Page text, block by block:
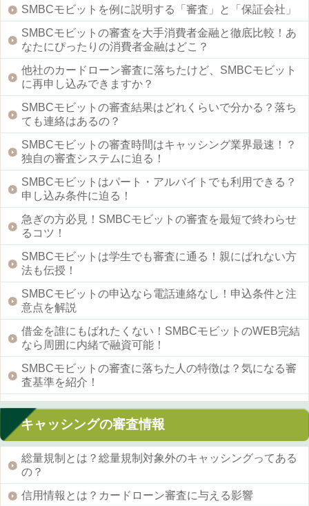
SMBCモビットを例に説明する「審査」と「保証会社」
SMBCモビットの審査を大手消費者金融と徹底比較！あ
なたにぴったりの消費者金融はどこ？
他社のカードローン審査に落ちたけど、SMBCモビット
に再申し込みできますか？
SMBCモビットの審査結果はどれくらいで分かる？落ち
ても連絡はあるの？
SMBCモビットの審査時間はキャッシング業界最速！？
独自の審査システムに迫る！
SMBCモビットはパート・アルバイトでも利用できる？
申し込み条件に迫る！
急ぎの方必見！SMBCモビットの審査を最短で終わらせ
るコツ！
SMBCモビットは学生でも審査に通る！親にばれない方
法も伝授！
SMBCモビットの申込なら電話連絡なし！申込条件と注
意点を解説
借金を誰にもばれたくない！SMBCモビットのWEB完結
なら周囲に内緒で融資可能！
SMBCモビットの審査に落ちた人の特徴は？気になる審
査基準を紹介！
キャッシングの審査情報
総量規制とは？総量規制対象外のキャッシングってある
の？
信用情報とは？カードローン審査に与える影響